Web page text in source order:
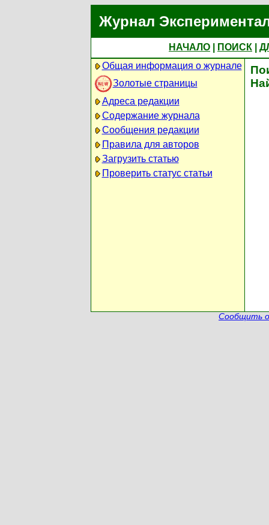
Журнал
НАЧАЛО ПОИСК
Общая информация о журнале
Золотые страницы
Адреса редакции
Содержание журнала
Сообщения редакции
Правила для авторов
Загрузить статью
Проверить статус статьи
Сообщить о